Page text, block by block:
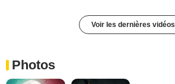
Voir les dernières vidéos
Photos